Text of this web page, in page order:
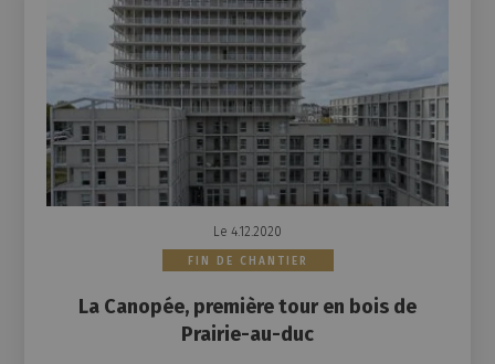
Le 4.12.2020
FIN DE CHANTIER
La Canopée, première tour en bois de
Prairie-au-duc